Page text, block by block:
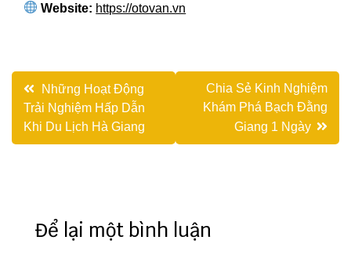
Website: https://otovan.vn
Điều
hướng
bài
Những Hoạt Động
Trải Nghiệm Hấp Dẫn
Khi Du Lịch Hà Giang
Chia Sẻ Kinh Nghiệm
Khám Phá Bạch Đằng
Giang 1 Ngày
Để lại một bình luận